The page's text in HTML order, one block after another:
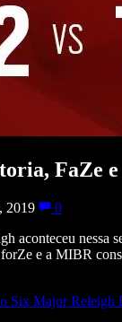
FaZe
2019
0
aconteceu nessa
e a MIBR
Six Major Releigh